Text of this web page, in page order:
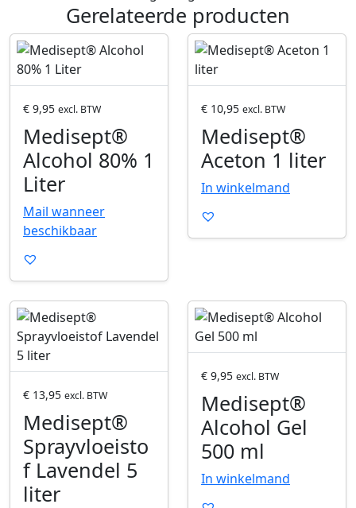
Gerelateerde producten
P
r
o
d
n
n
€ 9,95 excl. BTW
Medisept®
Alcohol 80% 1
Liter
Mail wanneer
beschikbaar
P
r
o
d
o
n
€ 10,95 excl. BTW
Medisept®
Aceton 1 liter
In winkelmand
P
r
o
d
u
p
€ 13,95 excl. BTW
Medisept®
Sprayvloeisto
f Lavendel 5
liter
P
r
o
d€ 9,95 excl. BTW
Medisept®
Alcohol Gel
500 ml
In winkelmand